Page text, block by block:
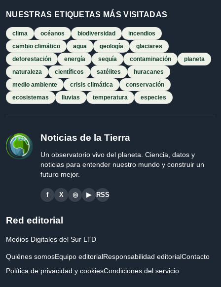
NUESTRAS ETIQUETAS MÁS VISITADAS
clima océanos biodiversidad
incendios
cambio climático
agua geología
glaciares
deforestación
energía sequía contaminación
planeta
naturaleza
científicos satélites
huracanes
medio ambiente
crisis climática
conservación
ecosistemas
lluvias temperatura especies
Noticias de la Tierra
Un observatorio vivo del planeta. Ciencia, datos y
noticias para entender nuestro mundo y construir un
futuro mejor.
f X ◎ ▶ RSS
Red editorial
Medios Digitales del Sur LTD
Quiénes somosEquipo editorialResponsabilidad editorialContacto
Política de privacidad y cookiesCondiciones del servicio